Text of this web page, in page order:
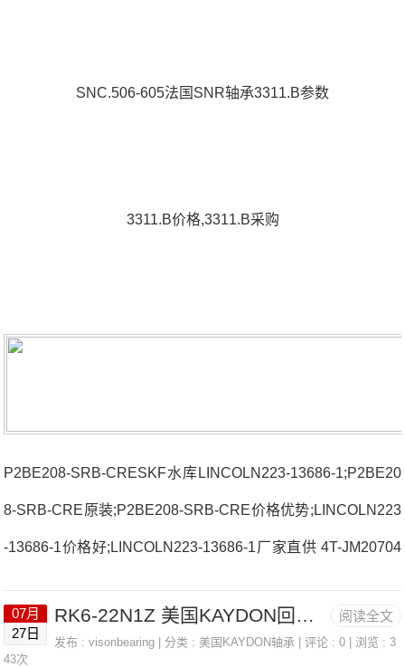
SNC.506-605法国SNR轴承3311.B参数
3311.B价格,3311.B采购
P2BE208-SRB-CRESKF水库LINCOLN223-13686-1;P2BE20
8-SRB-CRE原装;P2BE208-SRB-CRE价格优势;LINCOLN223
-13686-1价格好;LINCOLN223-13686-1厂家直供 4T-JM20704
承3311.B价格4T-HM903245/HM90#09SNC.506-605法国SN
R轴承3311.B参数3311.B价格,3311.B采购 热销型号推荐：33
阅读全文
07月
27日
RK6-22N1Z 美国KAYDON回转支撑轴承 KD042CN0
发布 :visonbearing | 分类 :美国KAYDON轴承 | 评论 : 0 | 浏览 : 3
43次